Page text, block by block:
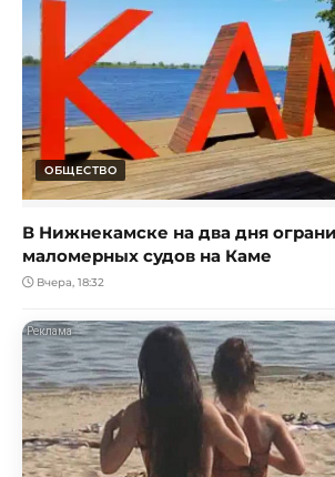
ОБЩЕСТВО
В Нижнекамске на два дня
маломерных судов на Каме
Вчера, 18:32